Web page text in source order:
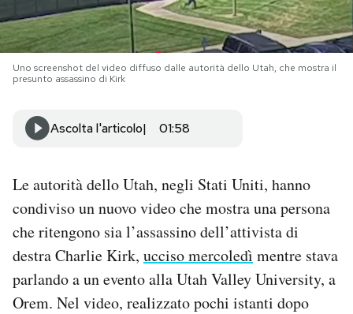
NEWSLETTER
SHOP
CALENDARIO
AREA PERSONALE
Area Personale
Newsletter
Uno screenshot del video diffuso dalle autorità dello Utah, che mostra il
presunto assassino di Kirk
Ascolta l'articolo 01:58
Le autorità dello Utah, negli Stati Uniti, hanno
condiviso un nuovo video che mostra una persona
che ritengono sia l’assassino dell’attivista di
destra Charlie Kirk, ucciso mercoledì mentre stava
parlando a un evento alla Utah Valley University, a
Orem. Nel video, realizzato pochi istanti dopo